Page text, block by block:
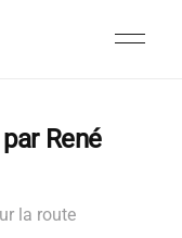
René
la route